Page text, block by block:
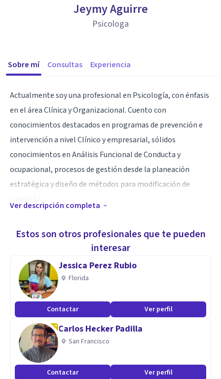
Jeymy Aguirre
Psicologa
Sobre mí Consultas Experiencia
Actualmente soy una profesional en Psicología, con énfasis
en el área Clínica y Organizacional. Cuento con
conocimientos destacados en programas de prevención e
intervención a nivel Clínico y empresarial, sólidos
conocimientos en Análisis Funcional de Conducta y
ocupacional, procesos de gestión desde la planeación
estratégica y diseño de métodos para modificación de
Me caracterizo por ser disciplinada y mantener interés por
como psicóloga; soy hábil trabajando en equipo,
reconociendo siempre el aporte de todos los miembros;
También soy perseverante en las tareas que inicio y aún más
cuando se trata de actividades que conllevan altos grados
de dificultad.
Aptitudes
Psicoterapia del Bienestar Emocional, Intervención en
Ver descripción completa
Estos son otros profesionales que te pueden
interesar
Jessica Perez Rubio
Florida
Contactar Ver perfil
Carlos Hecker Padilla
San Francisco
Contactar Ver perfil